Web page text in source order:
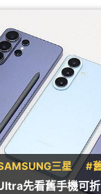
三星 #
先看舊手機可折